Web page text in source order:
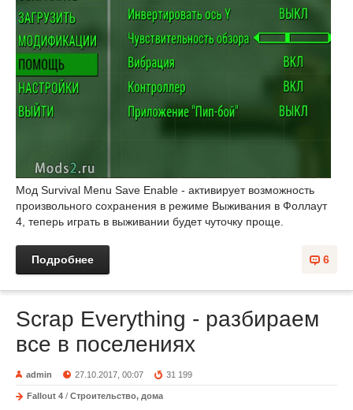
Мод Survival Menu Save Enable - активирует возможность
произвольного сохранения в режиме Выживания в Фоллаут
4, теперь играть в выживании будет чуточку проще.
6
Подробнее
Scrap Everything - разбираем
все в поселениях
admin 27.10.2017, 00:07 31 199
Fallout 4 / Строительство, дома